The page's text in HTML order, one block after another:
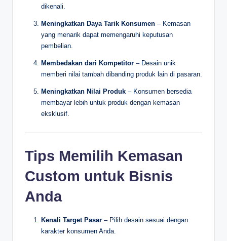
dikenali.
Meningkatkan Daya Tarik Konsumen – Kemasan
yang menarik dapat memengaruhi keputusan
pembelian.
Membedakan dari Kompetitor – Desain unik
memberi nilai tambah dibanding produk lain di pasaran.
Meningkatkan Nilai Produk – Konsumen bersedia
membayar lebih untuk produk dengan kemasan
eksklusif.
Tips Memilih Kemasan
Custom untuk Bisnis
Anda
Kenali Target Pasar – Pilih desain sesuai dengan
karakter konsumen Anda.